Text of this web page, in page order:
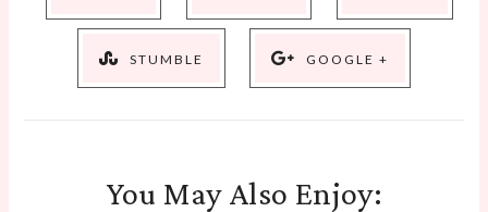
STUMBLE GOOGLE +
You May Also Enjoy: